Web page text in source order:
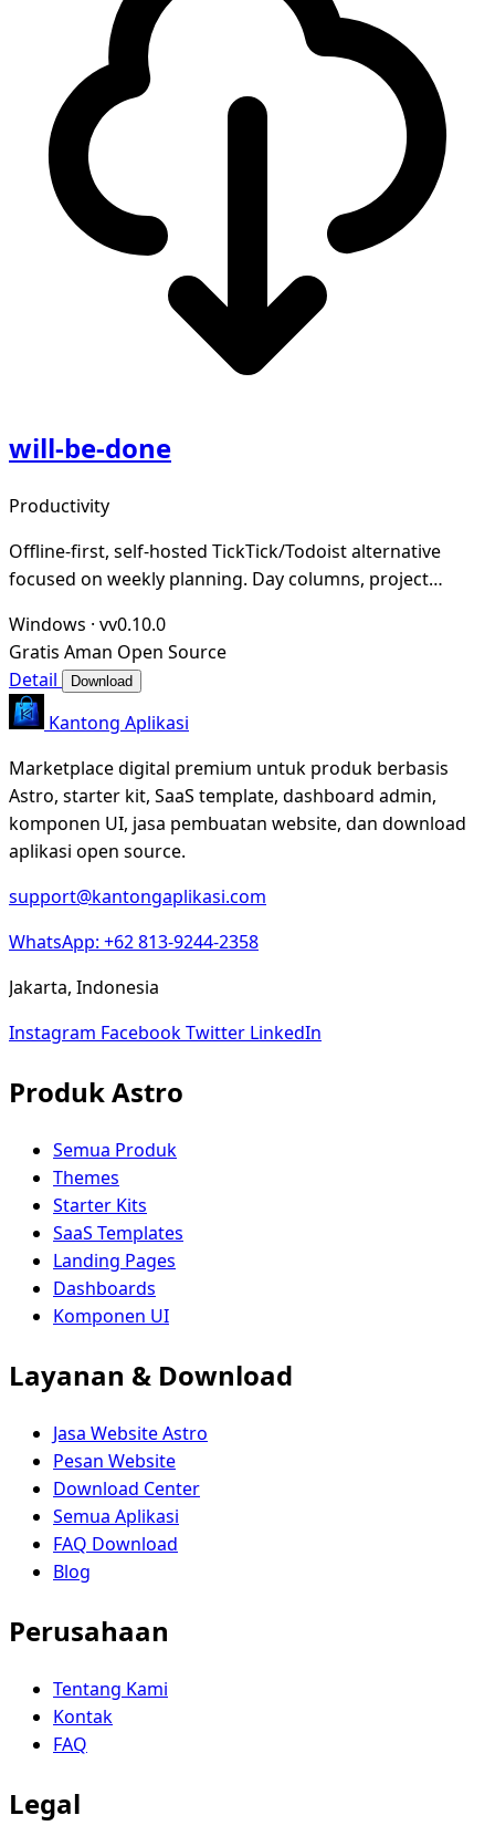
will-be-done
Productivity
Offline-first, self-hosted TickTick/Todoist alternative
focused on weekly planning. Day columns, project
Windows · vv0.10.0
Gratis Aman Open Source
Detail
Download
Kantong Aplikasi
Marketplace digital premium untuk produk berbasis
Astro, starter kit, SaaS template, dashboard admin,
komponen UI, jasa pembuatan website, dan download
aplikasi open source.
support@kantongaplikasi.com
WhatsApp: +62 813-9244-2358
Jakarta, Indonesia
Instagram FacebookTwitter LinkedIn
Produk Astro
Semua Produk
Themes
Starter Kits
SaaS Templates
Landing Pages
Dashboards
Komponen UI
Layanan & Download
Jasa Website Astro
Pesan Website
Download Center
Semua Aplikasi
FAQ Download
Blog
Perusahaan
Tentang Kami
Kontak
FAQ
Legal